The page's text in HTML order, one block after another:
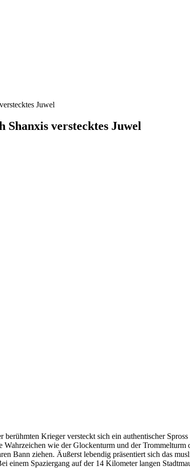
Juwel
verstecktes Juwel
Krieger versteckt sich ein authentischer
wie der Glockenturm und der
Bann ziehen. Äußerst lebendig präsentiert sich das
Spaziergang auf der 14 Kilometer langen